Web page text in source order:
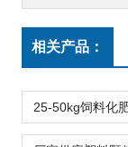
相关产品：